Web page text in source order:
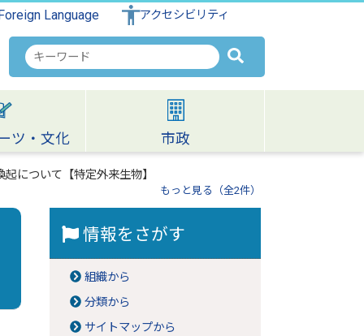
Language アクセシビリティ
検
索
キ
ワ
ー
ド
ツ・文化 市政
について【特定外来生物】
もっと見る（全2件）
情報をさがす
組織から
分類から
サイトマップから